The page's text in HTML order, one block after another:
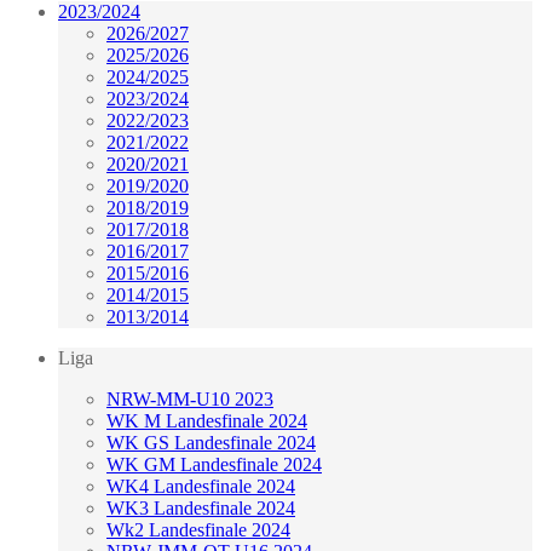
2023/2024
2026/2027
2025/2026
2024/2025
2023/2024
2022/2023
2021/2022
2020/2021
2019/2020
2018/2019
2017/2018
2016/2017
2015/2016
2014/2015
2013/2014
Liga
NRW-MM-U10 2023
WK M Landesfinale 2024
WK GS Landesfinale 2024
WK GM Landesfinale 2024
WK4 Landesfinale 2024
WK3 Landesfinale 2024
Wk2 Landesfinale 2024